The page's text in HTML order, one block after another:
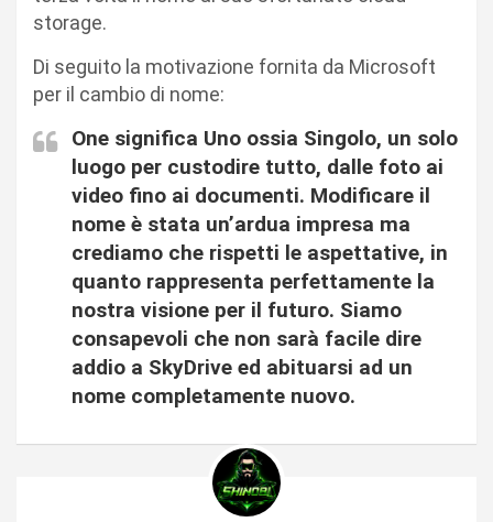
storage.
Di seguito la motivazione fornita da Microsoft
per il cambio di nome:
One significa Uno ossia Singolo, un solo
luogo per custodire tutto, dalle foto ai
video fino ai documenti. Modificare il
nome è stata un’ardua impresa ma
crediamo che rispetti le aspettative, in
quanto rappresenta perfettamente la
nostra visione per il futuro. Siamo
consapevoli che non sarà facile dire
addio a SkyDrive ed abituarsi ad un
nome completamente nuovo.